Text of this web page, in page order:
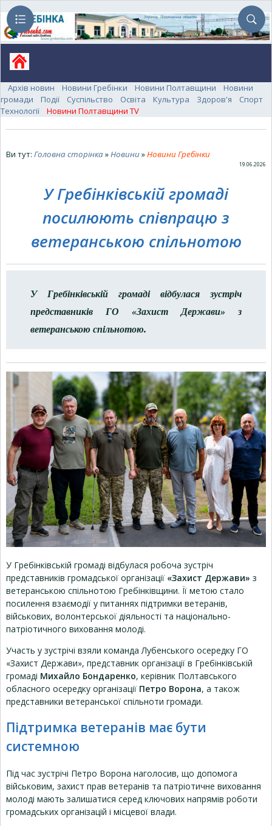
Архів новин Новини Гребінки Новини Полтавщини
Новини
громади
Події Суспільство Освіта Культура Здоров'я
Спорт
Технології
Новини Полтавщини TV
Ви тут: Головна сторінка» Новини» Новини Гребінки
19.06.2026
У Гребінківській громаді
посилюють співпрацю з
ветеранською спільнотою
У Гребінківській громаді відбулася зустріч
представників ГО «Захист Держави» з
ветеранською спільнотою.
У Гребінківській громаді відбулася робоча зустріч
представників громадської організації «Захист Держави» з
ветеранською спільнотою Гребінківщини. Її метою стало
посилення взаємодії у питаннях підтримки ветеранів,
військових, волонтерської діяльності та національно-
патріотичного виховання молоді.
Участь у зустрічі взяли команда Лубенського осередку ГО
«Захист Держави», представник організації в Гребінківській
громаді Михайло Бондаренко, керівник Полтавського
обласного осередку організації Петро Ворона, а також
представники ветеранської спільноти громади.
Підтримка ветеранів має бути
системною
Під час зустрічі Петро Ворона наголосив, що допомога
військовим, захист прав ветеранів та патріотичне виховання
молоді мають залишатися серед ключових напрямів роботи
громадських організацій і місцевої влади.